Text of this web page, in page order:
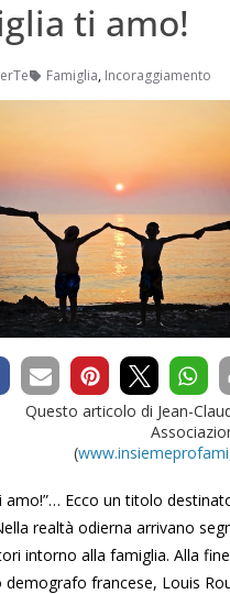
ti amo!
Famiglia, Incoraggiamento
Questo articolo di Jean-
(
amo!”… Ecco un titolo
realtà odierna arrivano
intorno alla famiglia. Alla
francese, Louis